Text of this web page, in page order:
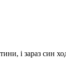
і зараз син